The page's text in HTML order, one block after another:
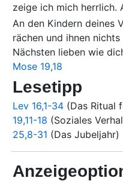
zeige ich mich herrlich.
An den Kindern deines
rächen und ihnen
Nächsten lieben wie
Mose 19,18
Lesetipp
Lev 16,1-34 (Das Ritual
19,11-18 (Soziales
25,8-31 (Das Jubeljahr)